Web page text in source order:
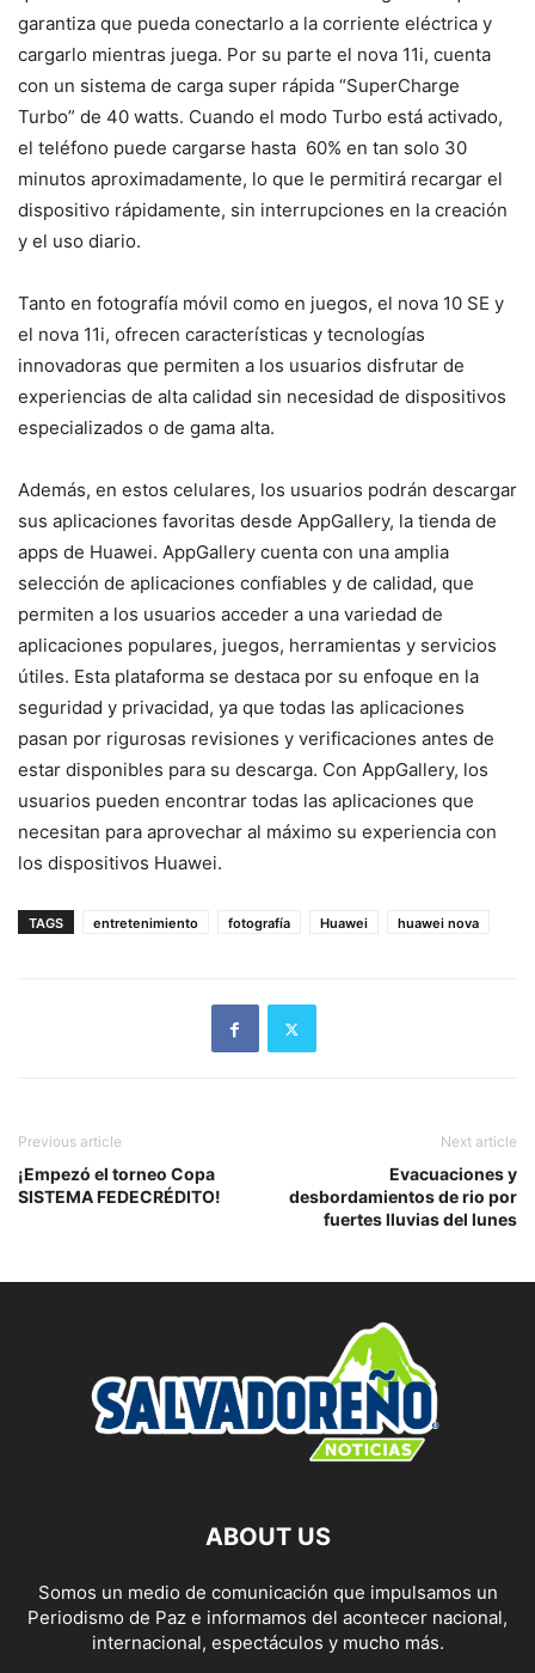
garantiza que pueda conectarlo a la corriente eléctrica y
cargarlo mientras juega. Por su parte el nova 11i, cuenta
con un sistema de carga super rápida “SuperCharge
Turbo” de 40 watts. Cuando el modo Turbo está activado,
el teléfono puede cargarse hasta ​ 60% en tan solo 30
minutos aproximadamente, lo que le permitirá recargar el
dispositivo rápidamente, sin interrupciones en la creación
y el uso diario.
Tanto en fotografía móvil como en juegos, el nova 10 SE y
el nova 11i, ofrecen características y tecnologías
innovadoras que permiten a los usuarios disfrutar de
experiencias de alta calidad sin necesidad de dispositivos
especializados o de gama alta.
Además, en estos celulares, los usuarios podrán descargar
sus aplicaciones favoritas desde AppGallery, la tienda de
apps de Huawei. AppGallery cuenta con una amplia
selección de aplicaciones confiables y de calidad, que
permiten a los usuarios acceder a una variedad de
aplicaciones populares, juegos, herramientas y servicios
útiles. Esta plataforma se destaca por su enfoque en la
seguridad y privacidad, ya que todas las aplicaciones
pasan por rigurosas revisiones y verificaciones antes de
estar disponibles para su descarga. Con AppGallery, los
usuarios pueden encontrar todas las aplicaciones que
necesitan para aprovechar al máximo su experiencia con
los dispositivos Huawei.
TAGS entretenimiento fotografía Huawei huawei nova
Previous article
¡Empezó el torneo Copa
SISTEMA FEDECRÉDITO!
Next article
Evacuaciones y
desbordamientos de rio por
fuertes lluvias del lunes
ABOUT US
Somos un medio de comunicación que impulsamos un
Periodismo de Paz e informamos del acontecer nacional,
internacional, espectáculos y mucho más.